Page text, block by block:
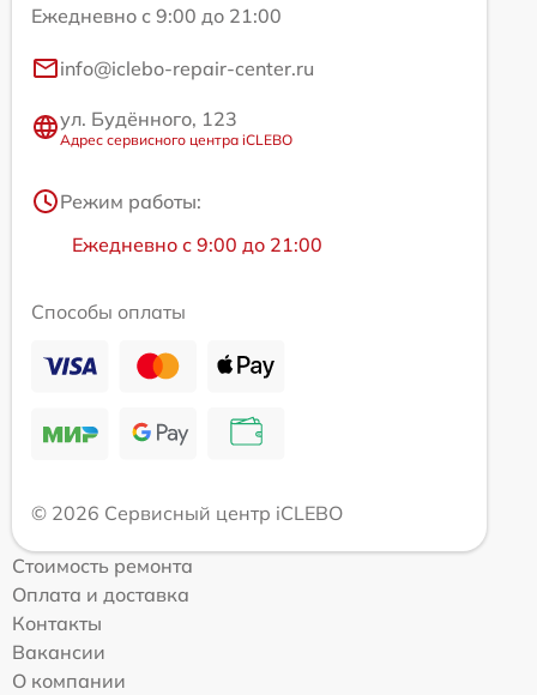
Ежедневно с 9:00 до 21:00
info@iclebo-repair-center.ru
ул. Будённого, 123
Адрес сервисного центра iCLEBO
Режим работы:
Ежедневно с 9:00 до 21:00
Способы оплаты
© 2026 Сервисный центр iCLEBO
Стоимость ремонта
Оплата и доставка
Контакты
Вакансии
О компании